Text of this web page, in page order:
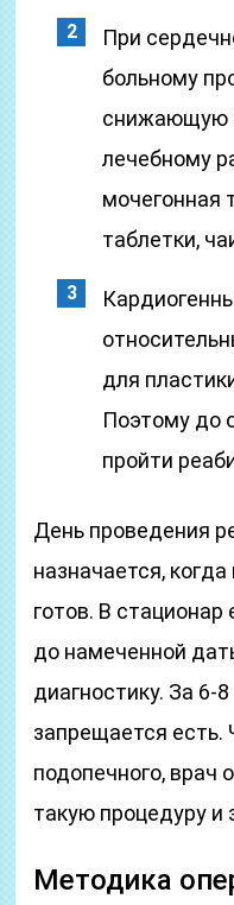
При
больному
снижающую
лечебному
мочегонная
таблетки,
для
Поэтому до
пройти
День проведения
назначается,
готов. В
до намеченной
диагностику. За 6-
запрещается есть.
подопечного, врач
такую процедуру и
Методика